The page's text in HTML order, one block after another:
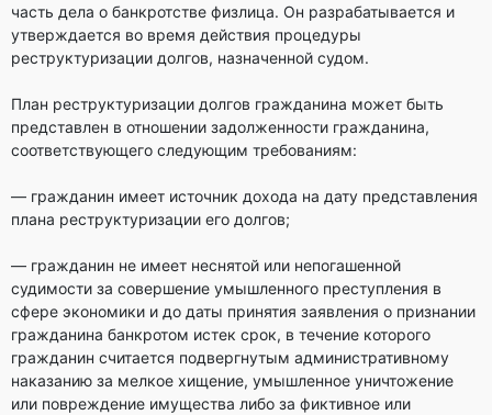
часть дела о банкротстве физлица. Он разрабатывается и
утверждается во время действия процедуры
реструктуризации долгов, назначенной судом.
План реструктуризации долгов гражданина может быть
представлен в отношении задолженности гражданина,
соответствующего следующим требованиям:
— гражданин имеет источник дохода на дату представления
плана реструктуризации его долгов;
— гражданин не имеет неснятой или непогашенной
судимости за совершение умышленного преступления в
сфере экономики и до даты принятия заявления о признании
гражданина банкротом истек срок, в течение которого
гражданин считается подвергнутым административному
наказанию за мелкое хищение, умышленное уничтожение
или повреждение имущества либо за фиктивное или